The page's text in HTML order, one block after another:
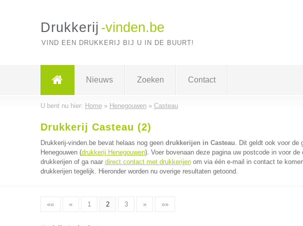
Drukkerij -vinden.be
VIND EEN DRUKKERIJ BIJ U IN DE BUURT!
Nieuws Zoeken Contact
U bent nu hier: Home» Henegouwen» Casteau
Drukkerij Casteau (2)
Drukkerij-vinden.be bevat helaas nog geen drukkerijen in Casteau. Dit geldt ook voor de
Henegouwen (drukkerij Henegouwen). Voer bovenaan deze pagina uw postcode in voor de
drukkerijen of ga naar direct contact met drukkerijenom via één e-mail in contact te
drukkerijen tegelijk. Hieronder worden nu overige resultaten getoond.
«« « 1 2 3 » »»